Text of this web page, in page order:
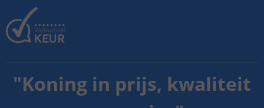
"Koning in prijs, kwaliteit